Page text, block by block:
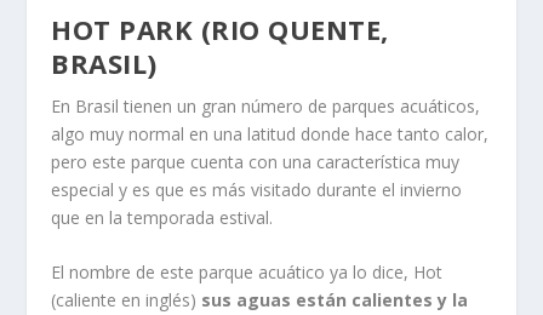
HOT PARK (RIO QUENTE,
BRASIL)
En Brasil tienen un gran número de parques acuáticos,
algo muy normal en una latitud donde hace tanto calor,
pero este parque cuenta con una característica muy
especial y es que es más visitado durante el invierno
que en la temporada estival.
El nombre de este parque acuático ya lo dice, Hot
(caliente en inglés) sus aguas están calientes y la